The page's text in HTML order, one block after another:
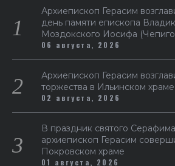
Архиепископ Герасим
день памяти епископа
Моздокского Иосифа
06 августа, 2026
Архиепископ Герасим
торжества в Ильинском храме
02 августа, 2026
В праздник святого
архиепископ Герасим
Покровском храме
01 августа, 2026